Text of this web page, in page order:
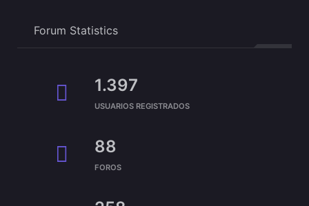
Forum Statistics
1.397
USUARIOS REGISTRADOS
88
FOROS